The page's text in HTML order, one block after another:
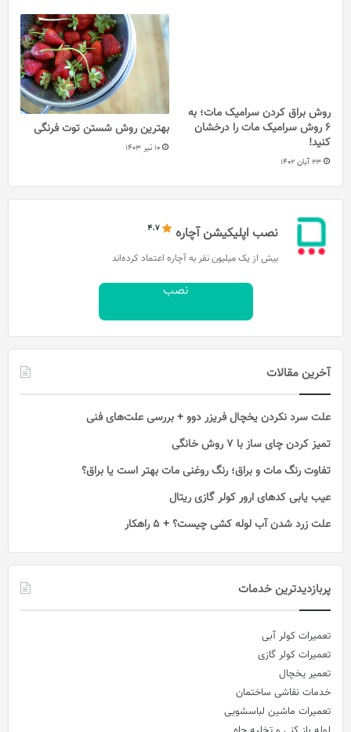
روش براق کردن سرامیک مات؛ به
6 روش سرامیک مات را درخشان
کنید!
23 آبان 1402
بهترین روش شستن توت فرنگی
10 تیر 1403
نصب اپلیکیشن آچاره
بیش از یک میلیون نفر به آچاره اعتماد کرده‌اند
نصب
آخرین مقالات
علت سرد نکردن یخچال فریزر دوو + بررسی علت‌های فنی
تمیز کردن چای ساز با ۷ روش خانگی
تفاوت رنگ مات و براق؛ رنگ روغنی مات بهتر است یا براق؟
عیب یابی کدهای ارور کولر گازی ریتال
علت زرد شدن آب لوله کشی چیست؟ + 5 راهکار
پربازدیدترین خدمات
تعمیرات کولر آبی
تعمیرات کولر گازی
تعمیر یخچال
خدمات نقاشی ساختمان
تعمیرات ماشین لباسشویی